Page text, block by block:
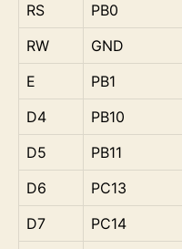
RS
PB0
RW
GND
E
PB1
D4
PB10
D5
PB11
D6
PC13
D7
PC14